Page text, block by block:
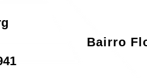
Bairro